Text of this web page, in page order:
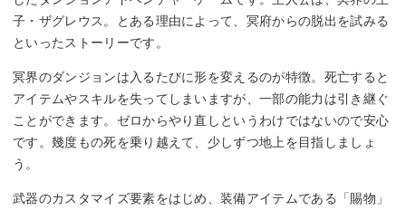
子・ザグレウス。とある理由によって、冥府からの脱出を試みる
といったストーリーです。
冥界のダンジョンは入るたびに形を変えるのが特徴。死亡すると
アイテムやスキルを失ってしまいますが、一部の能力は引き継ぐ
ことができます。ゼロからやり直しというわけではないので安心
です。幾度もの死を乗り越えて、少しずつ地上を目指しましょ
う。
武器のカスタマイズ要素をはじめ、装備アイテムである「賜物」